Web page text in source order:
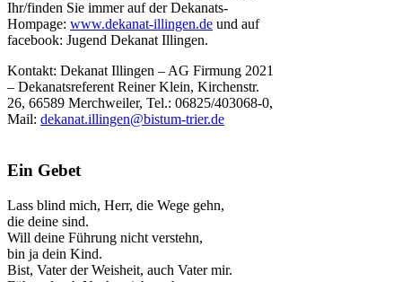
Ihr/finden Sie immer auf der Dekanats-
Hompage: www.dekanat-illingen.de und auf
facebook: Jugend Dekanat Illingen.
Kontakt: Dekanat Illingen – AG Firmung 2021
– Dekanatsreferent Reiner Klein, Kirchenstr.
26, 66589 Merchweiler, Tel.: 06825/403068-0,
Mail: dekanat.illingen@bistum-trier.de
Ein Gebet
Lass blind mich, Herr, die Wege gehn,
die deine sind.
Will deine Führung nicht verstehn,
bin ja dein Kind.
Bist, Vater der Weisheit, auch Vater mir.